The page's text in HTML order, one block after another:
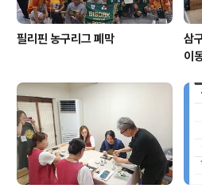
필리핀 농구리그 폐막
삼
이